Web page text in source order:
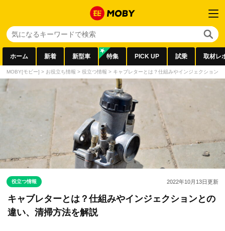
ホーム 新着 新型車 特集 PICK UP 試乗 取材レ
MOBY[モビー] > お役立ち情報 > 役立つ情報 > キャブレターとは？仕組みやインジェクション
役立つ情報 2022年10月13日更新
キャブレターとは？仕組みやインジェクションとの
違い、清掃方法を解説